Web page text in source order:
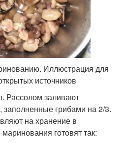
Иллюстрация для
источников
Рассолом заливают
заполненные грибами на 2/3.
на хранение в
готовят так: